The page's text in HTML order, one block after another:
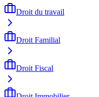
Droit du travail
Droit Familial
Droit Fiscal